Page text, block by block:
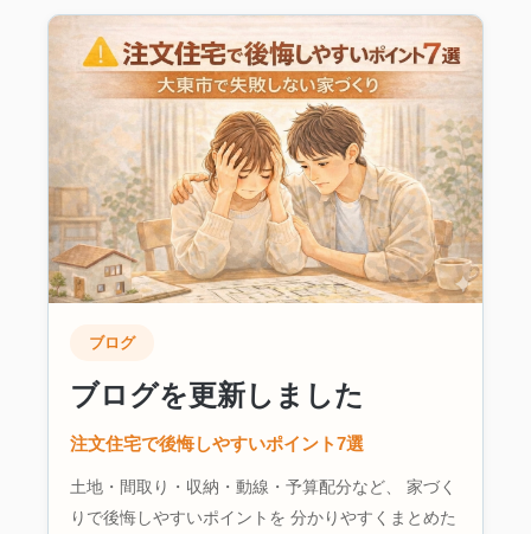
ブログ
ブログを更新しました
注文住宅で後悔しやすいポイント7選
土地・間取り・収納・動線・予算配分など、 家づく
りで後悔しやすいポイントを 分かりやすくまとめた